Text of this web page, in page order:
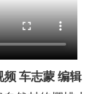
频 车志蒙 编辑